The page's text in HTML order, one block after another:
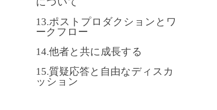
13.ポストプロダクションとワ
ークフロー
14.他者と共に成長する
15.質疑応答と自由なディスカ
ッション